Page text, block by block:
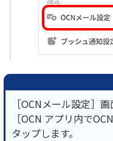
［OCNメール設定］
［OCN アプリ内で
タップします。